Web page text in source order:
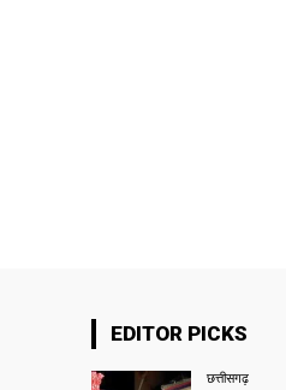
EDITOR PICKS
छत्तीसगढ़